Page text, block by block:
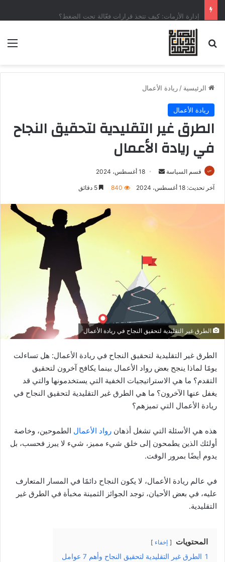
الرئيسية / ريادة الأعمال
ريادة الأعمال
الطرق غير التقليدية لتحقيق النجاح
في ريادة الأعمال
قسم السياسة 18 أغسطس، 2024
آخر تحديث: 18 أغسطس، 2024 840
الطرق غير التقليدية لتحقيق النجاح في ريادة الأعمال
الطرق غير التقليدية لتحقيق النجاح في ريادة الأعمال: هل تساءلت
يومًا لماذا ينجح بعض رواد الأعمال بينما يكافح آخرون لتحقيق
التقدم؟ ما هي الاستراتيجيات الخفية التي يستخدمونها والتي قد
يغفل عنها الآخرون؟ ما هي الطرق غير التقليدية لتحقيق النجاح في
ريادة الأعمال التي تميزهم؟
هذه هي الأسئلة التي تشغل أذهان رواد الأعمال الطموحين، وخاصة
أولئك الذين يطمحون إلى خلق شيء مميز، شيء لا يبرز فحسب، بل
يدوم أيضًا بمرور الوقت.
في عالم ريادة الأعمال، لا يكون النجاح دائمًا في المسار المتعارف
عليه، في بعض الأحيان، توجد الجوائز الثمينة مخبأة في الطرق غير
التقليدية.
المحتويات إخفاء
1 الطرق غير التقليدية لتحقيق النجاح وأهم 7 عوامل